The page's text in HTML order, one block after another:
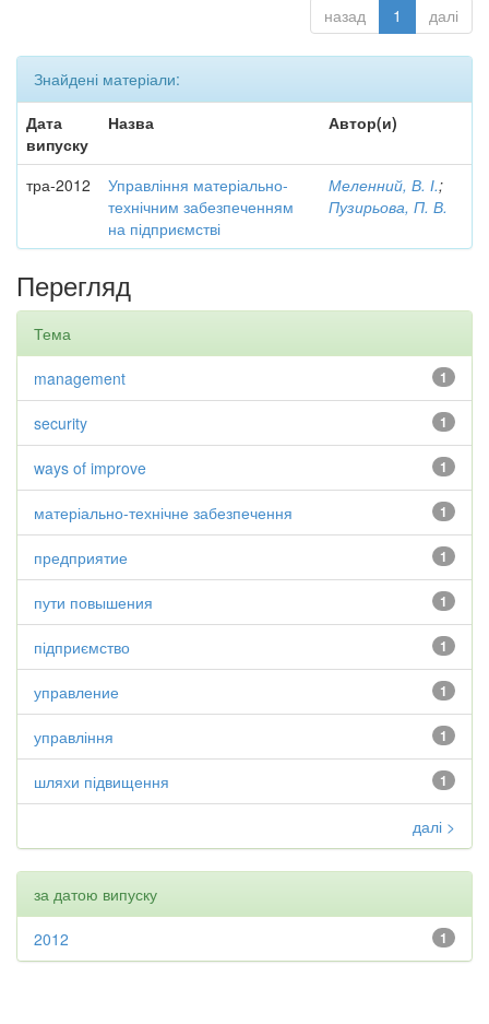
назад 1 далі
Знайдені матеріали:
Дата
випуску
Назва Автор(и)
тра-2012
Управління матеріально-
технічним забезпеченням
на підприємстві
Меленний, В. І.;
Пузирьова, П. В.
Перегляд
Тема
1
management
1
security
1
ways of improve
1
матеріально-технічне забезпечення
1
предприятие
1
пути повышения
1
підприємство
1
управление
1
управління
1
шляхи підвищення
далі >
за датою випуску
1
2012